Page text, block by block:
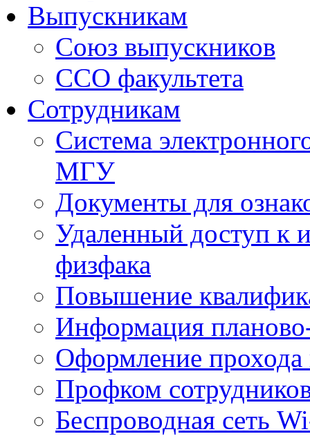
Выпускникам
Союз выпускников
ССО факультета
Сотрудникам
Система
МГУ
Документы для
Удаленный доступ к
физфака
Повышение
Информация
Оформление прохода
Профком
Беспроводная сеть